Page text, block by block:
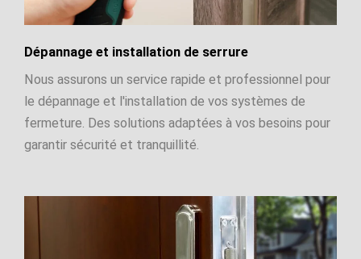
Dépannage et installation de serrure
Nous assurons un service rapide et professionnel pour
le dépannage et l'installation de vos systèmes de
fermeture. Des solutions adaptées à vos besoins pour
garantir sécurité et tranquillité.